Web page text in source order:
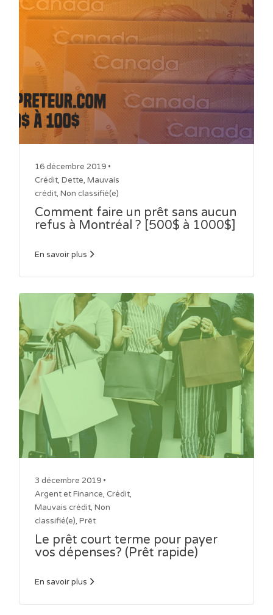
16 décembre 2019 •
Crédit, Dette, Mauvais
crédit, Non classifié(e)
Comment faire un prêt sans aucun
refus à Montréal ? [500$ à 1000$]
En savoir plus
3 décembre 2019 •
Argent et Finance, Crédit,
Mauvais crédit, Non
classifié(e), Prêt
Le prêt court terme pour payer
vos dépenses? (Prêt rapide)
En savoir plus